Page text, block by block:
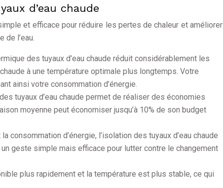
d’eau chaude
et efficace pour réduire les pertes de chaleur et améliorer
de l’eau.
des tuyaux d’eau chaude réduit considérablement les
à une température optimale plus longtemps. Votre
ainsi votre consommation d’énergie.
tuyaux d’eau chaude permet de réaliser des économies
moyenne peut économiser jusqu’à 10% de son budget
consommation d’énergie, l’isolation des tuyaux d’eau chaude
geste simple mais efficace pour lutter contre le changement
plus rapidement et la température est plus stable, ce qui